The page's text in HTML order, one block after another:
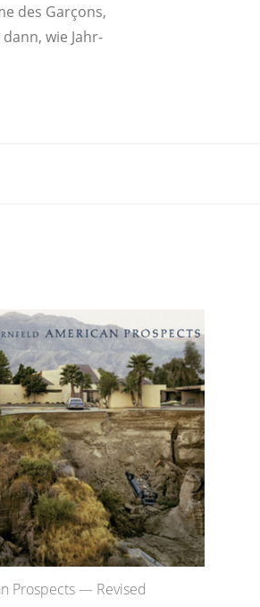
des Gar­çons,
wie Jahr­
Prospects — Revised